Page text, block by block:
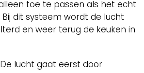
toe te passen als het echt
dit systeem wordt de lucht
en weer terug de keuken in
De lucht gaat eerst door